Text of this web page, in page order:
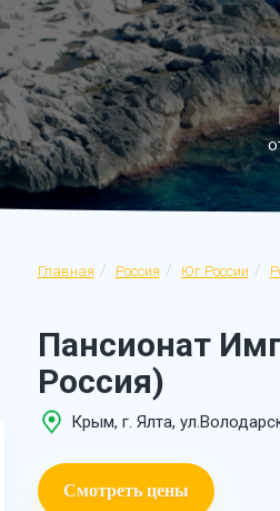
Главная Россия Юг России
Пансионат
Россия)
Крым, г. Ялта,
Смотреть цены